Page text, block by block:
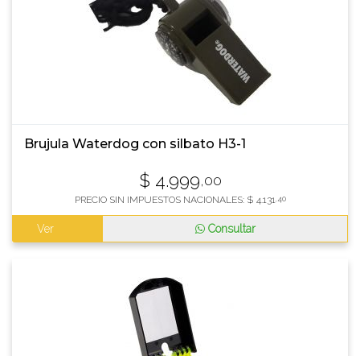
Brujula Waterdog con silbato H3-1
$ 4.999,00
PRECIO SIN IMPUESTOS NACIONALES: $ 4.131 ,40
Ver Consultar